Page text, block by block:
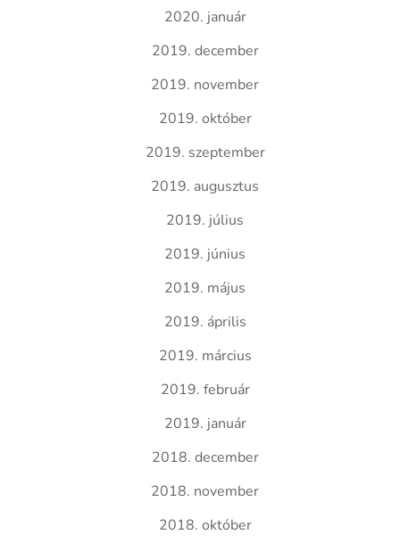
2020. január
2019. december
2019. november
2019. október
2019. szeptember
2019. augusztus
2019. július
2019. június
2019. május
2019. április
2019. március
2019. február
2019. január
2018. december
2018. november
2018. október